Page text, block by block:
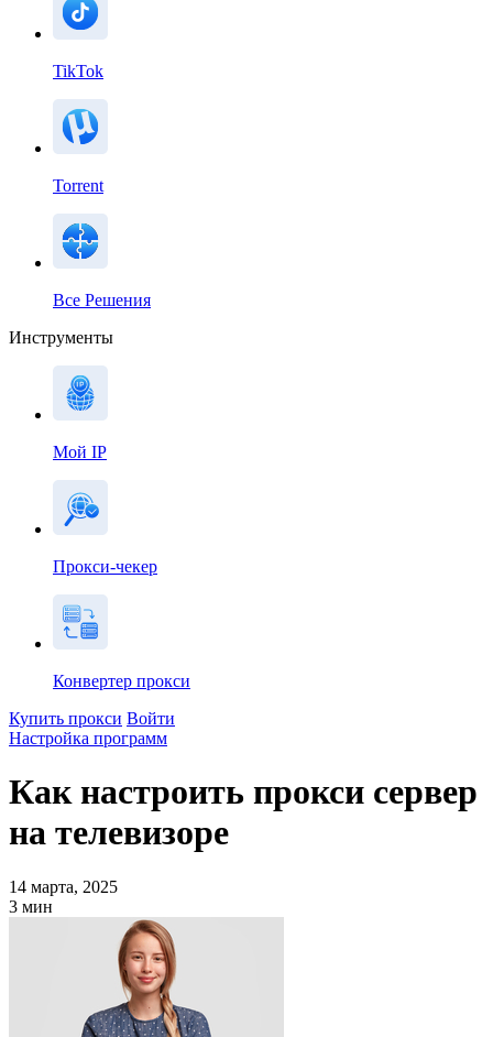
TikTok
Torrent
Все Решения
Инструменты
Мой IP
Прокси-чекер
Конвертер прокси
Купить прокси Войти
Настройка программ
Как настроить прокси сервер
на телевизоре
14 марта, 2025
3 мин